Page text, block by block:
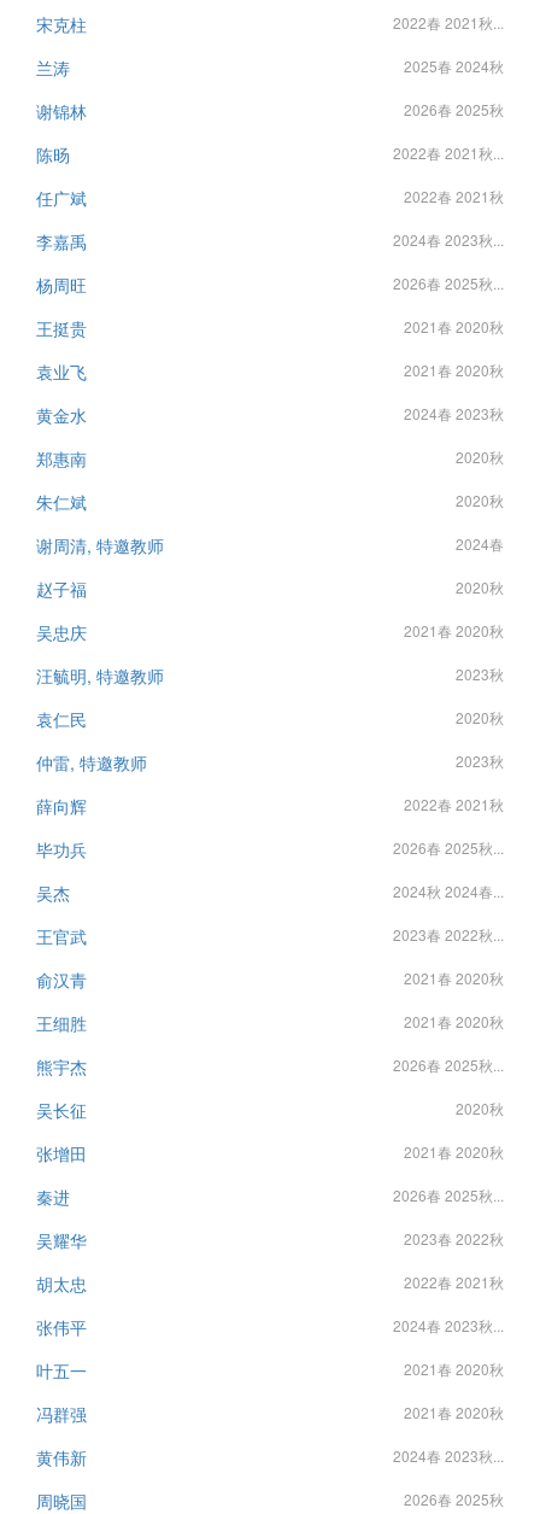
宋克柱 2022春 2021秋...
兰涛 2025春 2024秋
谢锦林 2026春 2025秋
陈旸 2022春 2021秋...
任广斌 2022春 2021秋
李嘉禹 2024春 2023秋...
杨周旺 2026春 2025秋...
王挺贵 2021春 2020秋
袁业飞 2021春 2020秋
黄金水 2024春 2023秋
郑惠南 2020秋
朱仁斌 2020秋
谢周清, 特邀教师 2024春
赵子福 2020秋
吴忠庆 2021春 2020秋
汪毓明, 特邀教师 2023秋
袁仁民 2020秋
仲雷, 特邀教师 2023秋
薛向辉 2022春 2021秋
毕功兵 2026春 2025秋...
吴杰 2024秋 2024春...
王官武 2023春 2022秋...
俞汉青 2021春 2020秋
王细胜 2021春 2020秋
熊宇杰 2026春 2025秋...
吴长征 2020秋
张增田 2021春 2020秋
秦进 2026春 2025秋...
吴耀华 2023春 2022秋
胡太忠 2022春 2021秋
张伟平 2024春 2023秋...
叶五一 2021春 2020秋
冯群强 2021春 2020秋
黄伟新 2024春 2023秋...
周晓国 2026春 2025秋